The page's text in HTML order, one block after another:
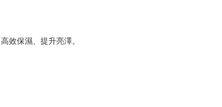
效保濕、提升亮澤。